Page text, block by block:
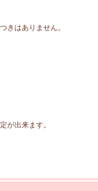
きはありません。
が出来ます。